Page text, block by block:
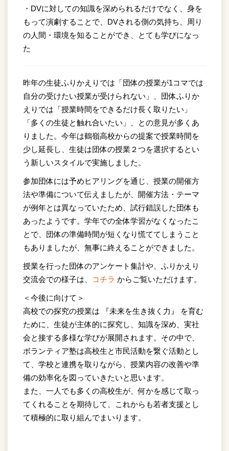
・DVに対しての知識を深められるだけでなく、身を
もって演劇することで、DVされる側の気持ち、周り
の人間・環境を知ることができ、とても学びになっ
た
昨年の生徒ふりかえりでは「団体の授業が1コマでは
自分の受けたい授業が受けられない」、団体ふりか
えりでは「授業時間をできるだけ長く取りたい」
「多くの生徒と触れ合いたい」、との意見が多くあ
りました。今年は鶴嶺高校からの提案で授業時間を
少し延長し、生徒は団体の授業２つを選択するとい
う新しいスタイルで実施しました。
参加団体には予めヒアリングを通じ、授業の開催方
法や準備について伝えましたが、開催方法・テーマ
が例年とは異なっていたため、試行錯誤した団体も
あったようです。学年での全体学習がなくなったこ
とで、団体の準備時間が短くなり慌ててしまうこと
もありましたが、無事に終えることができました。
授業を行った団体のアンケート集計や、ふりかえり
交流会での様子は、
コチラ からご覧いただけます。
＜今後に向けて＞
高校での探究の授業は 『未来を生き抜く力』 を育む
ために、生徒が主体的に探究し、知識を深め、実社
会と接する多様な学びが展開されます。その中で、
ボランティア塾は高校生と市民活動を繋ぐ活動とし
て、学校と連携を取りながら、授業内容の改善や準
備の効率化を図っていきたいと思います。
また、一人でも多くの高校生が、何かを感じて取っ
てくれることを期待して、これからも若者支援とし
て積極的に取り組んでまいります。